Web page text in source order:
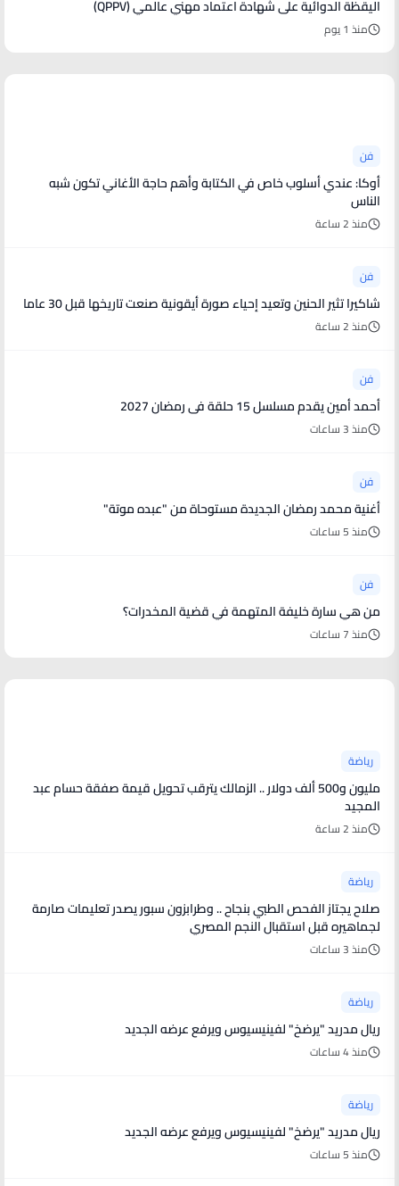
اليقظة الدوائية على شهادة اعتماد مهني عالمي (QPPV)
منذ 1 يوم
فن
أوكا: عندي أسلوب خاص في الكتابة وأهم حاجة الأغاني تكون شبه
الناس
منذ 2 ساعة
فن
شاكيرا تثير الحنين وتعيد إحياء صورة أيقونية صنعت تاريخها قبل 30 عاما
منذ 2 ساعة
فن
أحمد أمين يقدم مسلسل 15 حلقة فى رمضان 2027
منذ 3 ساعات
فن
أغنية محمد رمضان الجديدة مستوحاة من "عبده موتة"
منذ 5 ساعات
فن
من هي سارة خليفة المتهمة في قضية المخدرات؟
منذ 7 ساعات
رياضة
مليون و500 ألف دولار .. الزمالك يترقب تحويل قيمة صفقة حسام عبد
المجيد
منذ 2 ساعة
رياضة
صلاح يجتاز الفحص الطبي بنجاح .. وطرابزون سبور يصدر تعليمات صارمة
لجماهيره قبل استقبال النجم المصري
منذ 3 ساعات
رياضة
ريال مدريد "يرضخ" لفينيسيوس ويرفع عرضه الجديد
منذ 4 ساعات
رياضة
ريال مدريد "يرضخ" لفينيسيوس ويرفع عرضه الجديد
منذ 5 ساعات